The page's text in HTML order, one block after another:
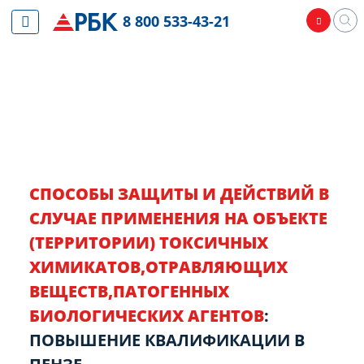
СПОСОБЫ ЗАЩИТЫ И ДЕЙСТВИЙ В
СЛУЧАЕ ПРИМЕНЕНИЯ НА ОБЪЕКТЕ
(ТЕРРИТОРИИ) ТОКСИЧНЫХ
ХИМИКАТОВ,ОТРАВЛЯЮЩИХ
ВЕЩЕСТВ,ПАТОГЕННЫХ
БИОЛОГИЧЕСКИХ АГЕНТОВ:
ПОВЫШЕНИЕ КВАЛИФИКАЦИИ В
8 800 533-43-21